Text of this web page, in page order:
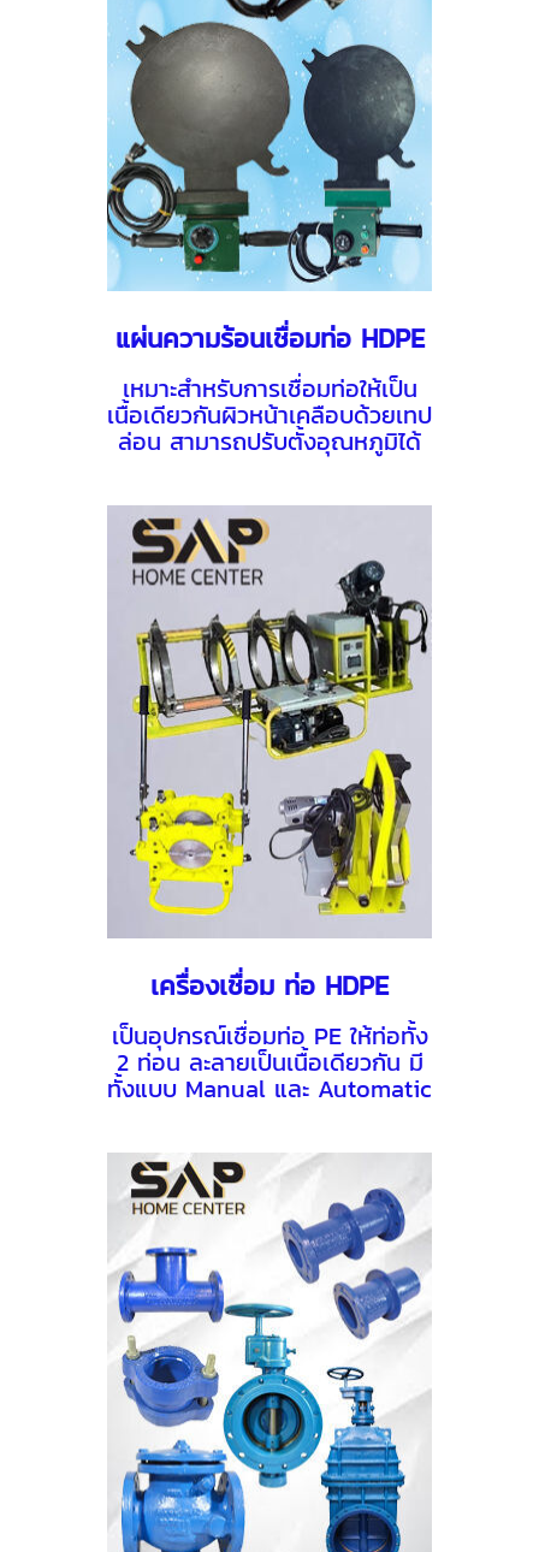
แผ่นความร้อนเชื่อมท่อ HDPE
เหมาะสำหรับการเชื่อมท่อให้เป็น
เนื้อเดียวกันผิวหน้าเคลือบด้วยเทป
ล่อน สามารถปรับตั้งอุณหภูมิได้
เครื่องเชื่อม ท่อ HDPE
เป็นอุปกรณ์เชื่อมท่อ PE ให้ท่อทั้ง
2 ท่อน ละลายเป็นเนื้อเดียวกัน มี
ทั้งแบบ Manual และ Automatic